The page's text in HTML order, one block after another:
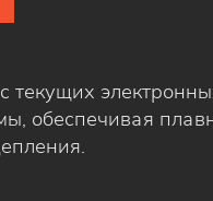
обеспечивая